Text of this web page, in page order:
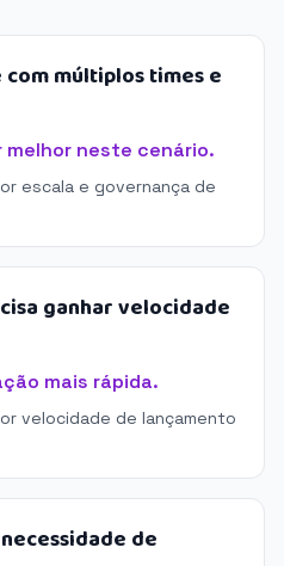
múltiplos times e
neste cenário.
escala e governança de
ganhar velocidade
mais rápida.
velocidade de lançamento
de